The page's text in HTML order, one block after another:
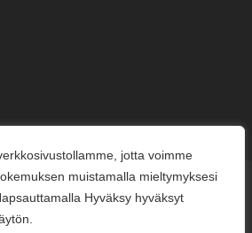
jotta voimme
muistamalla mieltymyksesi
Hyväksy hyväksyt